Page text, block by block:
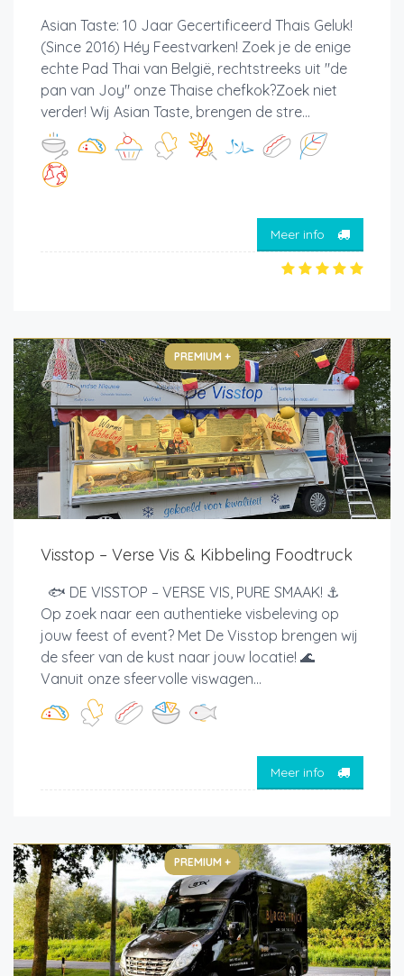
Asian Taste: 10 Jaar Gecertificeerd Thais Geluk!
(Since 2016) Héy Feestvarken! Zoek je de enige
echte Pad Thai van België, rechtstreeks uit "de
pan van Joy" onze Thaise chefkok?Zoek niet
verder! Wij Asian Taste, brengen de stre...
Meer info
PREMIUM +
Visstop – Verse Vis & Kibbeling Foodtruck
🐟 DE VISSTOP – VERSE VIS, PURE SMAAK! ⚓
Op zoek naar een authentieke visbeleving op
jouw feest of event? Met De Visstop brengen wij
de sfeer van de kust naar jouw locatie! 🌊
Vanuit onze sfeervolle viswagen...
Meer info
PREMIUM +